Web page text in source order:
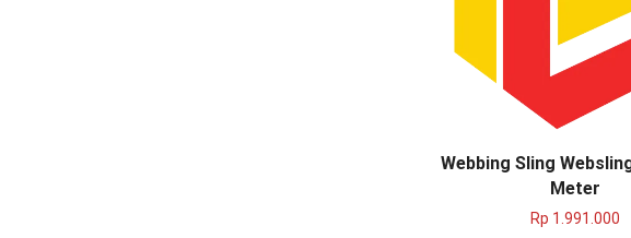
Webbing Sling
Meter
Rp 1.991.000